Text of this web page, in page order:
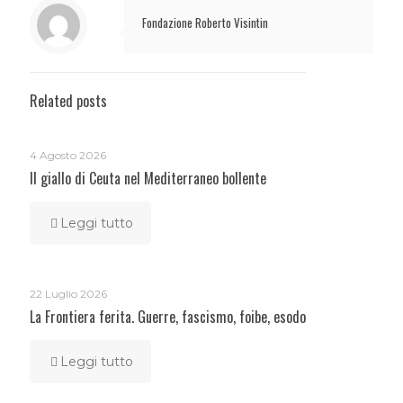
Fondazione Roberto Visintin
Related posts
4 Agosto 2026
Il giallo di Ceuta nel Mediterraneo bollente
Leggi tutto
22 Luglio 2026
La Frontiera ferita. Guerre, fascismo, foibe, esodo
Leggi tutto